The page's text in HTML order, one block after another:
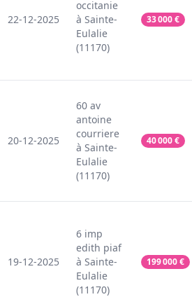
22-12-2025
occitanie
à Sainte-
Eulalie
(11170)
33 000€
20-12-2025
60 av
antoine
courriere
à Sainte-
Eulalie
(11170)
40 000€
19-12-2025
6 imp
edith piaf
à Sainte-
Eulalie
(11170)
199 000€